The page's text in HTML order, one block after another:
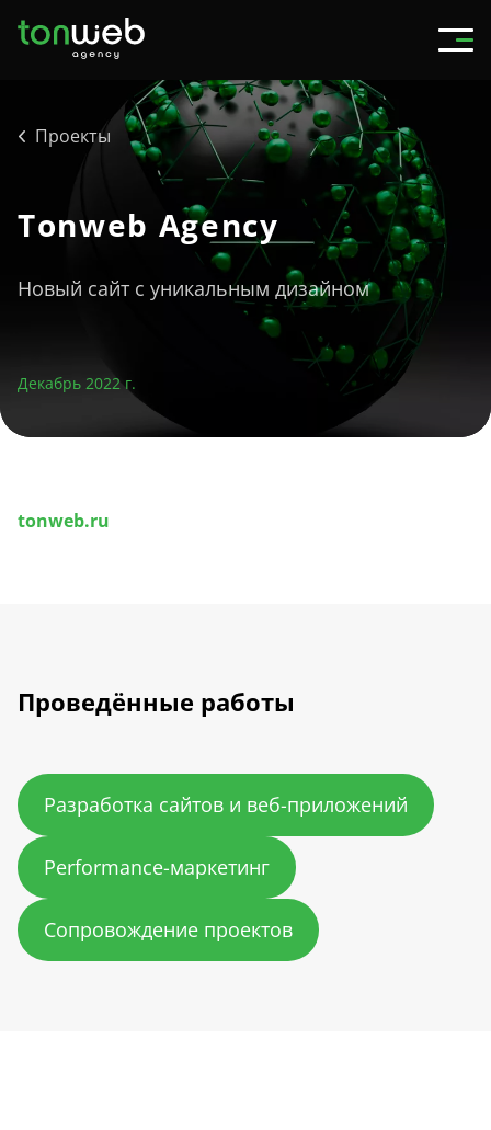
Проекты
Tonweb Agency
Новый сайт с уникальным дизайном
Декабрь 2022 г.
tonweb.ru
Проведённые работы
Разработка сайтов и веб-приложений
Performance-маркетинг
Сопровождение проектов